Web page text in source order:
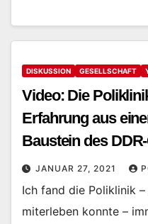
DISKUSSION GESELLSCHAFT
Video: Die
Erfahrung aus
Baustein des
JANUAR 27, 2021
Ich fand die Poliklinik
miterleben konnte –